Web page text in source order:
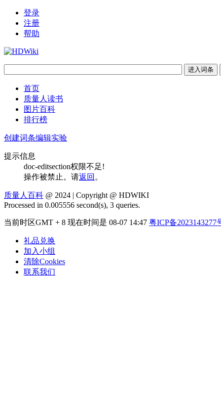
登录
注册
帮助
首页
质量人读书
图片百科
排行榜
创建词条编辑实验
提示信息
doc-editsection权限不足!
操作被禁止。请返回 。
质量人百科 @ 2024 | Copyright @ HDWIKI
Processed in 0.005556 second(s), 3 queries.
当前时区GMT + 8 现在时间是 08-07 14:47 粤ICP备2023143277
礼品兑换
加入小组
清除Cookies
联系我们